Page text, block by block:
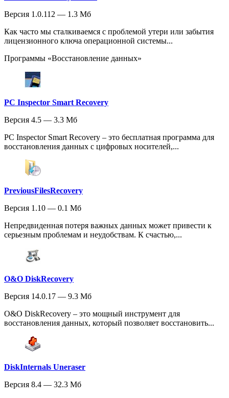
Версия 1.0.112 — 1.3 Мб
Как часто мы сталкиваемся с проблемой утери или забытия
лицензионного ключа операционной системы...
Программы «Восстановление данных»
PC Inspector Smart Recovery
Версия 4.5 — 3.3 Мб
PC Inspector Smart Recovery – это бесплатная программа для
восстановления данных с цифровых носителей,...
PreviousFilesRecovery
Версия 1.10 — 0.1 Мб
Непредвиденная потеря важных данных может привести к
серьезным проблемам и неудобствам. К счастью,...
O&O DiskRecovery
Версия 14.0.17 — 9.3 Мб
O&O DiskRecovery – это мощный инструмент для
восстановления данных, который позволяет восстановить...
DiskInternals Uneraser
Версия 8.4 — 32.3 Мб